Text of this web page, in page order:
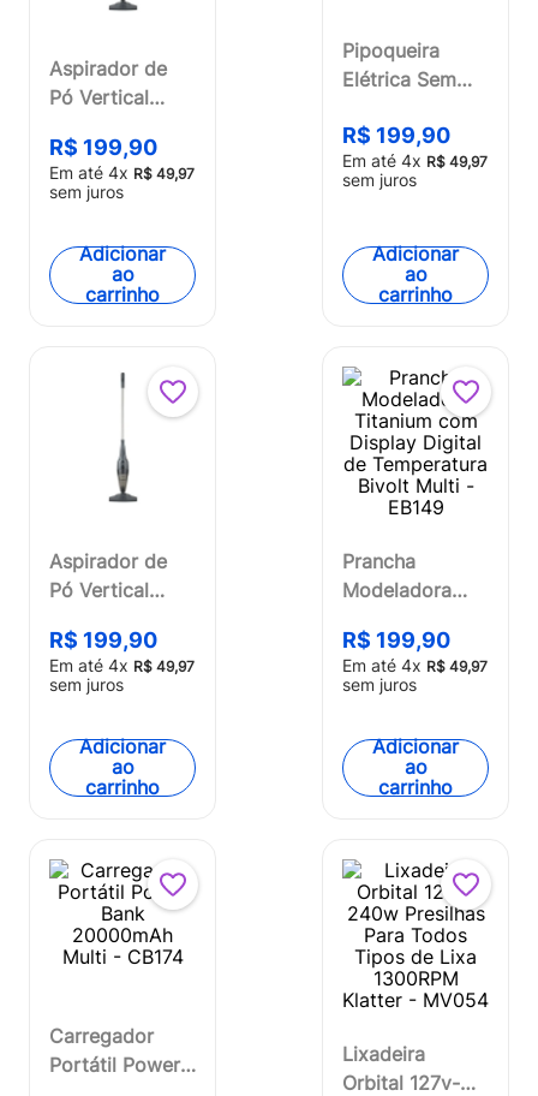
Aspirador de
Pó Vertical
em 1 127v
1350w Cinza
R$ 199,90
Em até 4x R$ 49,97
sem juros
Adicionar
ao
carrinho
Pipoqueira
Elétrica Sem
1200W Multi -
GO057
R$ 199,90
Em até 4x R$ 49,97
sem juros
Adicionar
ao
carrinho
Aspirador de
Pó Vertical
em 1 220v
1350w - HO601
R$ 199,90
Em até 4x R$ 49,97
sem juros
Adicionar
ao
carrinho
Prancha
Modeladora
Display Digital
de Temperatura
EB149
R$ 199,90
Em até 4x R$ 49,97
sem juros
Adicionar
ao
carrinho
Carregador
Portátil Power
Lixadeira
Orbital 127v-